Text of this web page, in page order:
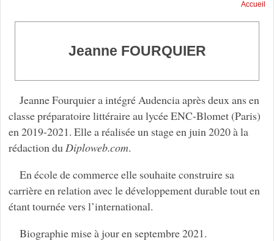
Accueil
Jeanne FOURQUIER
Jeanne Fourquier a intégré Audencia après deux ans en
classe préparatoire littéraire au lycée ENC-Blomet (Paris)
en 2019-2021. Elle a réalisée un stage en juin 2020 à la
rédaction duDiploweb.com.
En école de commerce elle souhaite construire sa
carrière en relation avec le développement durable tout en
étant tournée vers l’international.
Biographie mise à jour en septembre 2021.